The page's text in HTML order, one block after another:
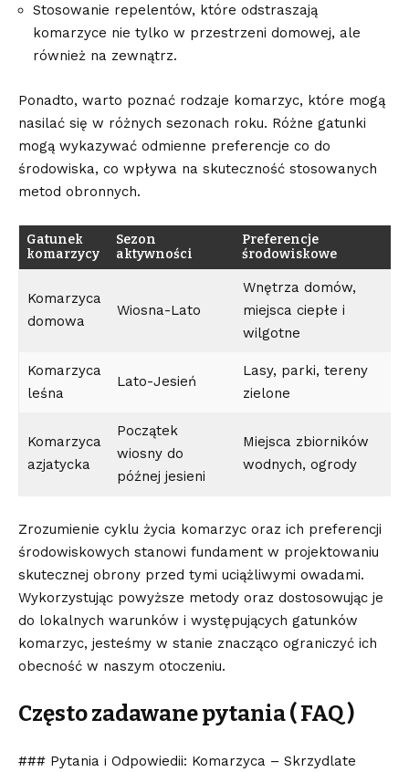
Stosowanie repelentów, które odstraszają
komarzyce nie tylko w przestrzeni domowej, ale
również na zewnątrz.
Ponadto, warto poznać rodzaje ‍komarzyc, które mogą‌
nasilać się w różnych sezonach roku. Różne gatunki
mogą wykazywać odmienne preferencje co do
środowiska, co wpływa na skuteczność stosowanych
metod ⁣obronnych.
Gatunek
komarzycy
Sezon
aktywności
Preferencje
środowiskowe
Komarzyca
domowa
Wiosna-Lato
Wnętrza domów,
miejsca ciepłe i
wilgotne
Komarzyca
leśna
Lato-Jesień
Lasy,⁤ parki, tereny
zielone
Komarzyca
azjatycka
Początek
wiosny do
późnej jesieni
Miejsca‍ zbiorników
wodnych, ogrody
Zrozumienie ​cyklu życia komarzyc oraz⁣ ich preferencji
środowiskowych stanowi fundament⁤ w ‍projektowaniu
skutecznej obrony przed tymi ⁢uciążliwymi owadami.
Wykorzystując powyższe metody‍ oraz ​dostosowując je​
do lokalnych warunków i ⁤występujących gatunków
komarzyc, jesteśmy w stanie znacząco ograniczyć ich
obecność w⁤ naszym otoczeniu.
Często zadawane pytania ( FAQ )
### Pytania i Odpowiedii: Komarzyca – Skrzydlate